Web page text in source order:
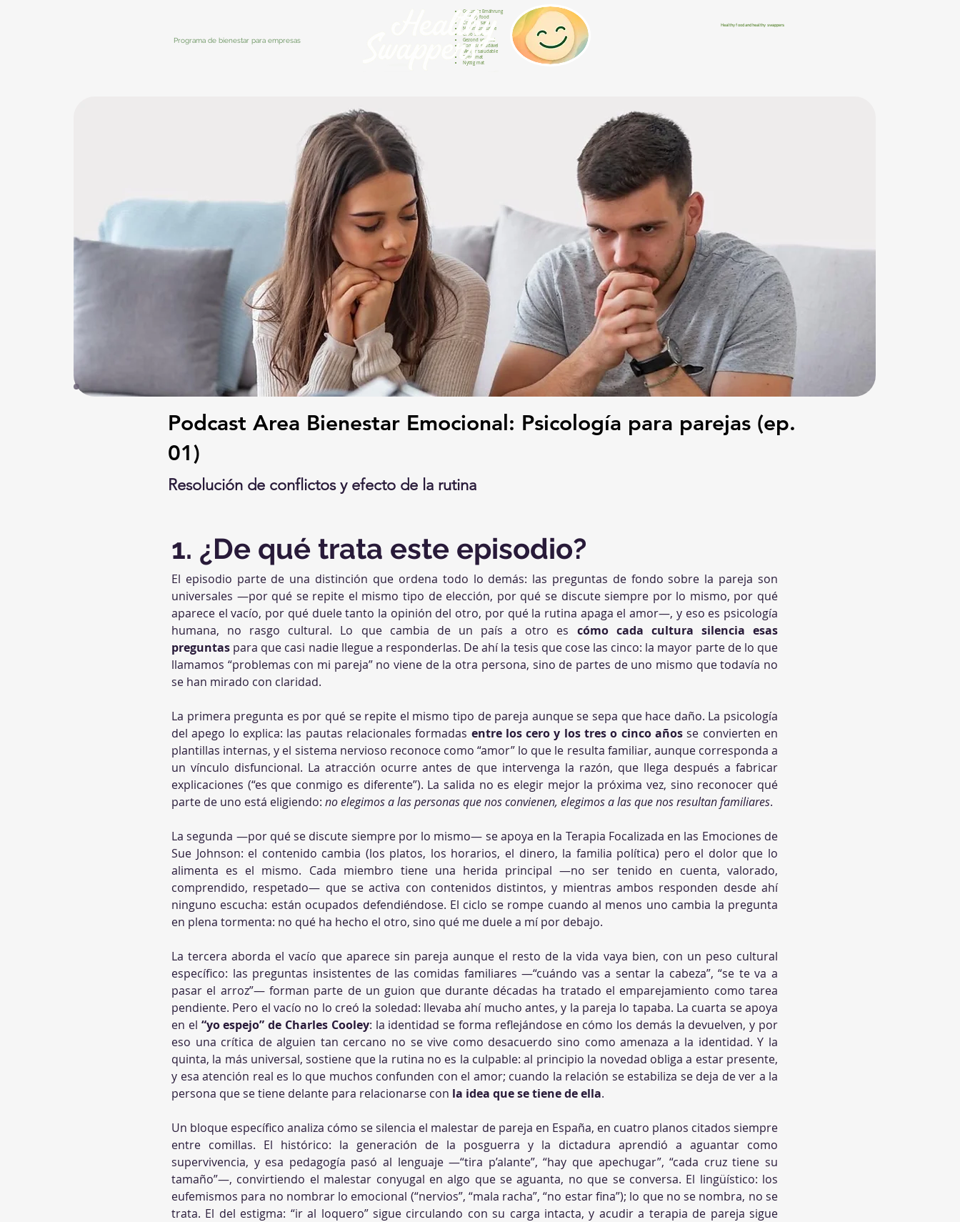
Programa de bienestar para empresas
Gesunde Ernährung
Healthy food
Comida sana
Nourriture saine
Cibo sano
Gezond voedsel
Comida saudável
Menjar saludable
Sunn mat
Nyttig mat
Healthy food and healthy swappers
Podcast Area Bienestar Emocional: Psicología para parejas (ep.
01)
Resolución de conflictos y efecto de la rutina
1. ¿De qué trata este episodio?
El episodio parte de una distinción que ordena todo lo demás: las preguntas de fondo sobre la pareja son
universales —por qué se repite el mismo tipo de elección, por qué se discute siempre por lo mismo, por qué
aparece el vacío, por qué duele tanto la opinión del otro, por qué la rutina apaga el amor—, y eso es psicología
humana, no rasgo cultural. Lo que cambia de un país a otro es cómo cada cultura silencia esas
preguntas para que casi nadie llegue a responderlas. De ahí la tesis que cose las cinco: la mayor parte de lo que
llamamos “problemas con mi pareja” no viene de la otra persona, sino de partes de uno mismo que todavía no
se han mirado con claridad.
La primera pregunta es por qué se repite el mismo tipo de pareja aunque se sepa que hace daño. La psicología
del apego lo explica: las pautas relacionales formadas entre los cero y los tres o cinco años se convierten en
plantillas internas, y el sistema nervioso reconoce como “amor” lo que le resulta familiar, aunque corresponda a
un vínculo disfuncional. La atracción ocurre antes de que intervenga la razón, que llega después a fabricar
explicaciones (“es que conmigo es diferente”). La salida no es elegir mejor la próxima vez, sino reconocer qué
parte de uno está eligiendo: no elegimos a las personas que nos convienen, elegimos a las que nos resultan familiares.
La segunda —por qué se discute siempre por lo mismo— se apoya en la Terapia Focalizada en las Emociones de
Sue Johnson: el contenido cambia (los platos, los horarios, el dinero, la familia política) pero el dolor que lo
alimenta es el mismo. Cada miembro tiene una herida principal —no ser tenido en cuenta, valorado,
comprendido, respetado— que se activa con contenidos distintos, y mientras ambos responden desde ahí
ninguno escucha: están ocupados defendiéndose. El ciclo se rompe cuando al menos uno cambia la pregunta
en plena tormenta: no qué ha hecho el otro, sino qué me duele a mí por debajo.
La tercera aborda el vacío que aparece sin pareja aunque el resto de la vida vaya bien, con un peso cultural
específico: las preguntas insistentes de las comidas familiares —“cuándo vas a sentar la cabeza”, “se te va a
pasar el arroz”— forman parte de un guion que durante décadas ha tratado el emparejamiento como tarea
pendiente. Pero el vacío no lo creó la soledad: llevaba ahí mucho antes, y la pareja lo tapaba. La cuarta se apoya
en el “yo espejo” de Charles Cooley: la identidad se forma reflejándose en cómo los demás la devuelven, y por
eso una crítica de alguien tan cercano no se vive como desacuerdo sino como amenaza a la identidad. Y la
quinta, la más universal, sostiene que la rutina no es la culpable: al principio la novedad obliga a estar presente,
y esa atención real es lo que muchos confunden con el amor; cuando la relación se estabiliza se deja de ver a la
persona que se tiene delante para relacionarse con la idea que se tiene de ella.
Un bloque específico analiza cómo se silencia el malestar de pareja en España, en cuatro planos citados siempre
entre comillas. El histórico: la generación de la posguerra y la dictadura aprendió a aguantar como
supervivencia, y esa pedagogía pasó al lenguaje —“tira p’alante”, “hay que apechugar”, “cada cruz tiene su
tamaño”—, convirtiendo el malestar conyugal en algo que se aguanta, no que se conversa. El lingüístico: los
eufemismos para no nombrar lo emocional (“nervios”, “mala racha”, “no estar fina”); lo que no se nombra, no se
trata. El del estigma: “ir al loquero” sigue circulando con su carga intacta, y acudir a terapia de pareja sigue